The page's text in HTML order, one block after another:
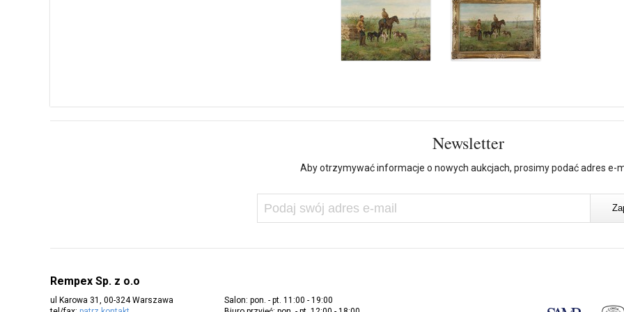
Newsletter
Aby otrzymywać informacje o nowych aukcjach, prosimy podać adres e-
Rempex Sp. z o.o
ul Karowa 31, 00-324 Warszawa
Salon: pon. - pt. 11:00 - 19:00